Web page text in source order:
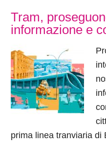
Tram,
informazione e
prima linea tranviaria di